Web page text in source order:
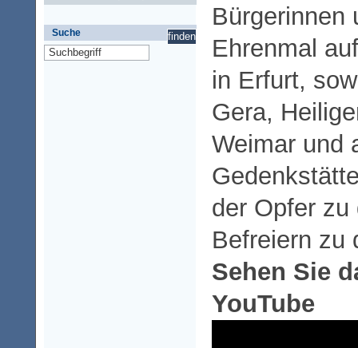
Suche
Bürgerinnen
Ehrenmal
in Erfurt,
Gera,
Weimar und
der Opfer zu
Befreiern zu
Sehen Sie
YouTube